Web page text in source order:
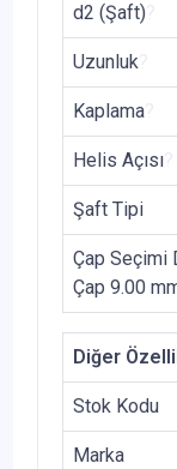
d2 (Şaft)
Uzunluk
Kaplama
Helis Açısı
Şaft Tipi
Çap Seçimi
Çap 9.00
Diğer
Stok Kodu
Marka